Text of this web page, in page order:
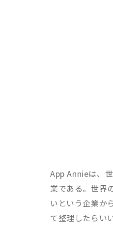
App Annieは、
業である。世界
いという企業か
て整理したらい